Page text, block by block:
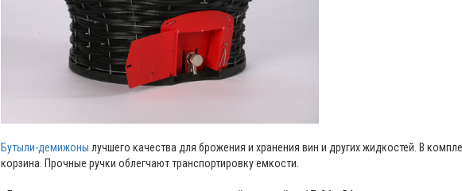
Бутыли-демижоны лучшего качества для брожения и хранения вин и других жидкостей. В
корзина. Прочные ручки облегчают транспортировку емкости.